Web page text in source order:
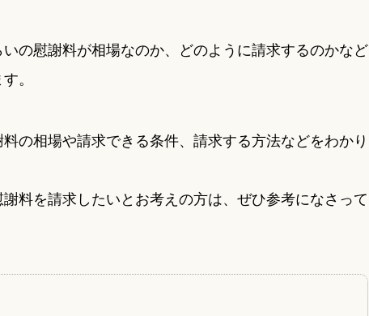
の慰謝料が相場なのか、どのように請求するのかなど
。
の相場や請求できる条件、請求する方法などをわかり
料を請求したいとお考えの方は、ぜひ参考になさって